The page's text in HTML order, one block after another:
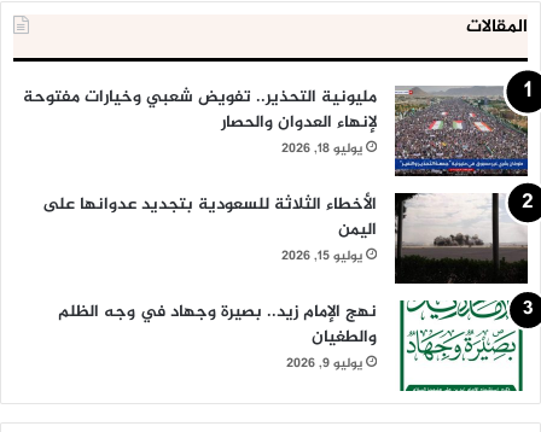
المقالات
مليونية التحذير.. تفويض شعبي وخيارات مفتوحة
لإنهاء العدوان والحصار
يوليو 18, 2026
الأخطاء الثلاثة للسعودية بتجديد عدوانها على
اليمن
يوليو 15, 2026
نهج الإمام زيد.. بصيرة وجهاد في وجه الظلم
والطغيان
يوليو 9, 2026